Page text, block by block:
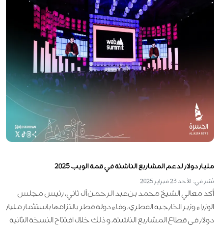
مليار دولار لدعم المشاريع الناشئة في قمة الويب 2025
نُشر في: الأحد 23 فبراير 2025
أكد معالي الشيخ محمد بن عبد الرحمن آل ثاني، رئيس مجلس
الوزراء وزير الخارجية القطري، وفاء دولة قطر بالتزامها باستثمار مليار
دولار في قطاع المشاريع الناشئة، وذلك خلال افتتاح النسخة الثانية